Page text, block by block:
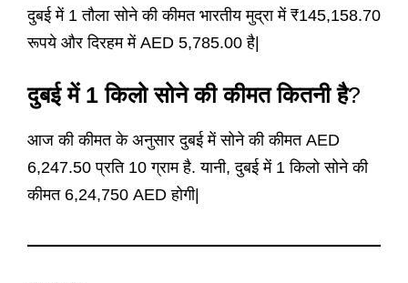
दुबई में 1 तौला सोने की कीमत भारतीय मुद्रा में ₹145,158.70
रूपये और दिरहम में AED 5,785.00 है|
दुबई में 1 किलो सोने की कीमत कितनी है?
आज की कीमत के अनुसार दुबई में सोने की कीमत AED
6,247.50 प्रति 10 ग्राम है. यानी, दुबई में 1 किलो सोने की
कीमत 6,24,750 AED होगी|